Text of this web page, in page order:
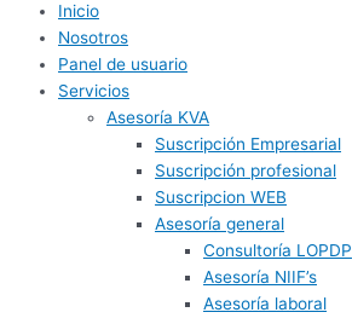
Inicio
Nosotros
Panel de usuario
Servicios
Asesoría KVA
Suscripción Empresarial
Suscripción profesional
Suscripcion WEB
Asesoría general
Consultoría LOPDP
Asesoría NIIF’s
Asesoría laboral